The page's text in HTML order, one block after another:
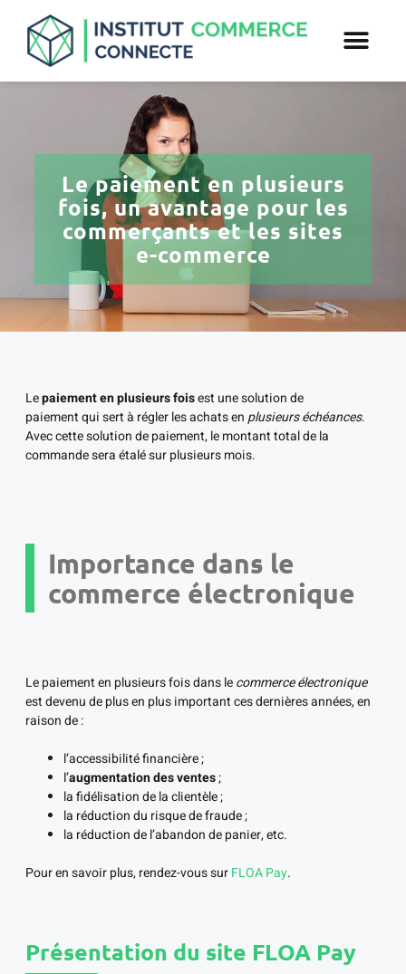
Le paiement en plusieurs
fois, un avantage pour les
commerçants et les sites
e-commerce
Lepaiement en plusieurs foisest une solution de
paiement qui sert à régler les achats enplusieurs échéances.
Avec cette solution de paiement, le montant total de la
commande sera étalé sur plusieurs mois.
Importance dans le
commerce électronique
Le paiement en plusieurs fois dans lecommerce électronique
est devenu de plus en plus important ces dernières années, en
raison de :
l’accessibilité financière ;
l’augmentation des ventes;
la fidélisation de la clientèle ;
la réduction du risque de fraude ;
la réduction de l’abandon de panier, etc.
Pour en savoir plus, rendez-vous surFLOA Pay.
Présentation du site FLOA Pay